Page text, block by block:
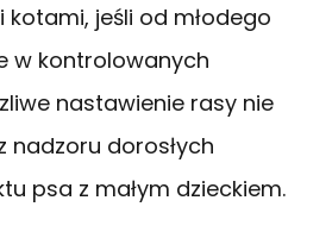
kotami, jeśli od młodego
w kontrolowanych
nastawienie rasy nie
nadzoru dorosłych
psa z małym dzieckiem.